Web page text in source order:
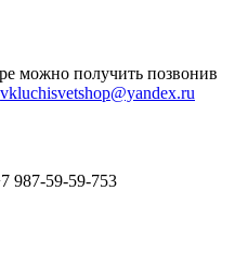
можно получить позвонив
vkluchisvetshop@yandex.ru
987-59-59-753